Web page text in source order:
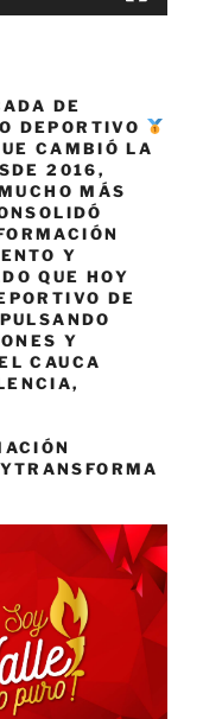
DE
DEPORTIVO
CAMBIÓ LA
2016,
MÁS
Y
QUE HOY
DE
Y
CAUCA